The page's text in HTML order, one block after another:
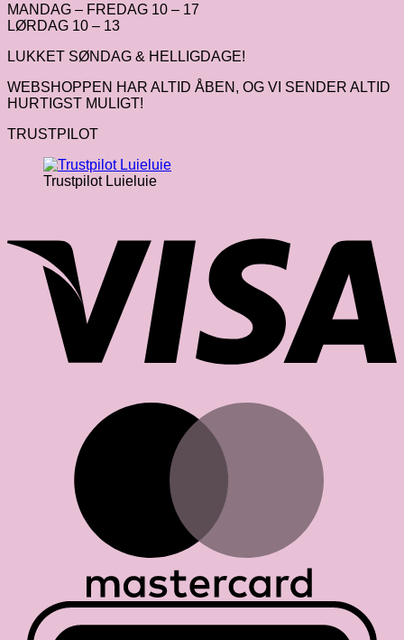
MANDAG – FREDAG 10 – 17
LØRDAG 10 – 13
LUKKET SØNDAG & HELLIGDAGE!
WEBSHOPPEN HAR ALTID ÅBEN, OG VI SENDER ALTID
HURTIGST MULIGT!
TRUSTPILOT
Trustpilot Luieluie